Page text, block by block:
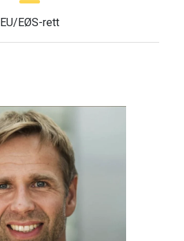
EU/EØS-rett